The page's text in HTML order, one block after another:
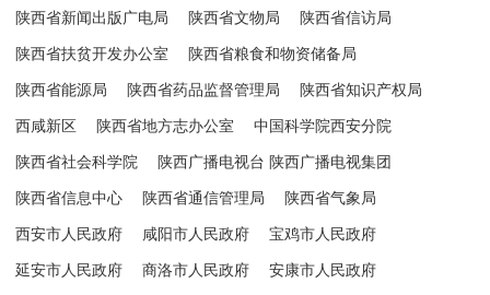
陕西省新闻出版广电局 陕西省文物局 陕西省信访局
陕西省扶贫开发办公室 陕西省粮食和物资储备局
陕西省能源局 陕西省药品监督管理局 陕西省知识产权局
西咸新区 陕西省地方志办公室 中国科学院西安分院
陕西省社会科学院 陕西广播电视台 陕西广播电视集团
陕西省信息中心 陕西省通信管理局 陕西省气象局
西安市人民政府 咸阳市人民政府 宝鸡市人民政府
延安市人民政府 商洛市人民政府 安康市人民政府